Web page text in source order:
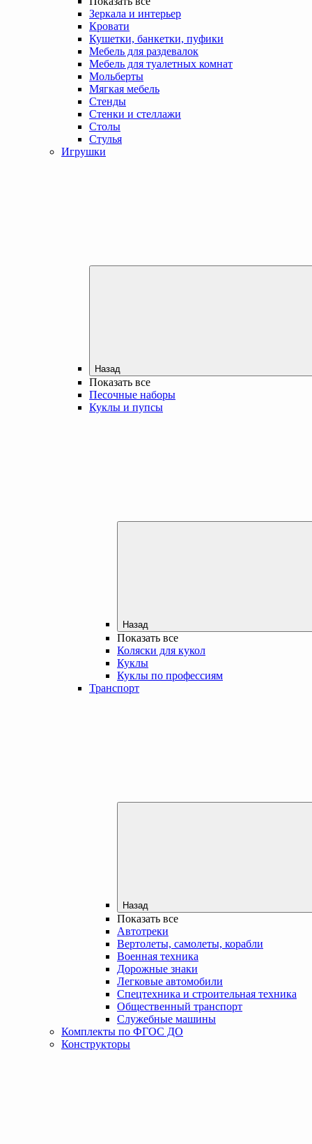
Зеркала и интерьер
Кровати
Кушетки, банкетки, пуфики
Мебель для раздевалок
Мебель для туалетных комнат
Мольберты
Мягкая мебель
Стенды
Стенки и стеллажи
Столы
Стулья
Игрушки
Назад
Показать все
Песочные наборы
Куклы и пупсы
Назад
Показать все
Коляски для кукол
Куклы
Куклы по профессиям
Транспорт
Назад
Показать все
Автотреки
Вертолеты, самолеты, корабли
Военная техника
Дорожные знаки
Легковые автомобили
Спецтехника и строительная техника
Общественный транспорт
Служебные машины
Комплекты по ФГОС ДО
Конструкторы